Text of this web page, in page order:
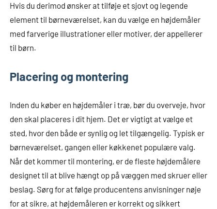
Hvis du derimod ønsker at tilføje et sjovt og legende
element til børneværelset, kan du vælge en højdemåler
med farverige illustrationer eller motiver, der appellerer
til børn.
Placering og montering
Inden du køber en højdemåler i træ, bør du overveje, hvor
den skal placeres i dit hjem. Det er vigtigt at vælge et
sted, hvor den både er synlig og let tilgængelig. Typisk er
børneværelset, gangen eller køkkenet populære valg.
Når det kommer til montering, er de fleste højdemålere
designet til at blive hængt op på væggen med skruer eller
beslag. Sørg for at følge producentens anvisninger nøje
for at sikre, at højdemåleren er korrekt og sikkert